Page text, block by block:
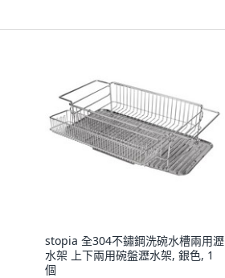
stopia 全304不鏽鋼洗碗水槽兩用瀝
水架 上下兩用碗盤瀝水架, 銀色, 1
個